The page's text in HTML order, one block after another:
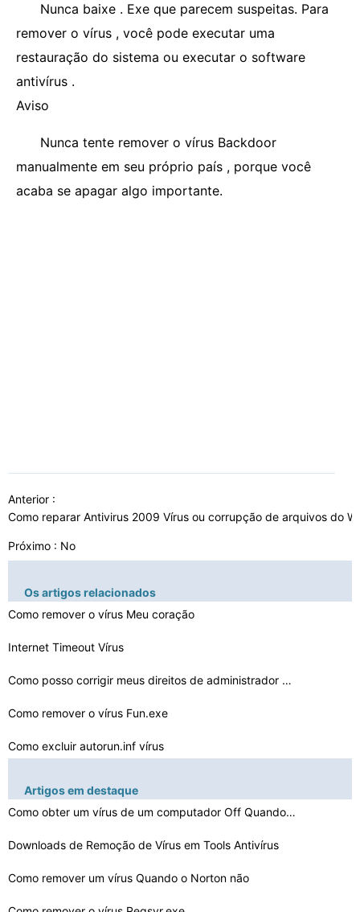
Nunca baixe . Exe que parecem suspeitas. Para
remover o vírus , você pode executar uma
restauração do sistema ou executar o software
antivírus .
Aviso
Nunca tente remover o vírus Backdoor
manualmente em seu próprio país , porque você
acaba se apagar algo importante.
Anterior :
Como reparar Antivirus 2009 Vírus ou corrupção de arquivos do
Próximo : No
Os artigos relacionados
Como remover o vírus Meu coração
Internet Timeout Vírus
Como posso corrigir meus direitos de administrador depo…
Como remover o vírus Fun.exe
Como excluir autorun.inf vírus
Como se livrar de Antivirus XP Pro Vírus
Como remover um vírus de Restauração do Sistema
Sistema de Segurança Vírus Remoção manual
Artigos em destaque
Como obter um vírus de um computador Off Quando uma te…
Downloads de Remoção de Vírus em Tools Antivírus
Como remover um vírus Quando o Norton não